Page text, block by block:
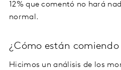
12% que comentó no hará
normal.
¿Cómo están
Hicimos un análisis de los